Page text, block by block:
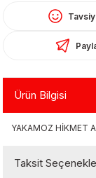
Ürün Bilgisi
YAKAMOZ HİKMET
Taksit